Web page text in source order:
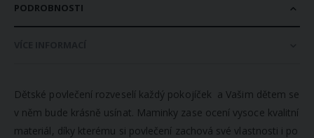
PODROBNOSTI
Dětské povlečení rozveselí každý pokojíček a Vašim dětem se
v něm bude krásně usínat. Maminky zase ocení vysoce kvalitní
materiál, díky kterému si povlečení zachová své vlastnosti i po